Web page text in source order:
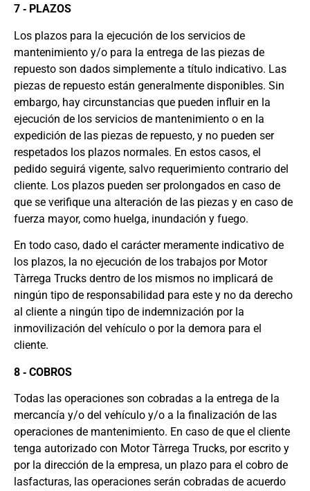
7 ‐ PLAZOS
Los plazos para la ejecución de los servicios de
mantenimiento y/o para la entrega de las piezas de
repuesto son dados simplemente a título indicativo. Las
piezas de repuesto están generalmente disponibles. Sin
embargo, hay circunstancias que pueden influir en la
ejecución de los servicios de mantenimiento o en la
expedición de las piezas de repuesto, y no pueden ser
respetados los plazos normales. En estos casos, el
pedido seguirá vigente, salvo requerimiento contrario del
cliente. Los plazos pueden ser prolongados en caso de
que se verifique una alteración de las piezas y en caso de
fuerza mayor, como huelga, inundación y fuego.
En todo caso, dado el carácter meramente indicativo de
los plazos, la no ejecución de los trabajos por Motor
Tàrrega Trucks dentro de los mismos no implicará de
ningún tipo de responsabilidad para este y no da derecho
al cliente a ningún tipo de indemnización por la
inmovilización del vehículo o por la demora para el
cliente.
8 ‐ COBROS
Todas las operaciones son cobradas a la entrega de la
mercancía y/o del vehículo y/o a la finalización de las
operaciones de mantenimiento. En caso de que el cliente
tenga autorizado con Motor Tàrrega Trucks, por escrito y
por la dirección de la empresa, un plazo para el cobro de
lasfacturas, las operaciones serán cobradas de acuerdo